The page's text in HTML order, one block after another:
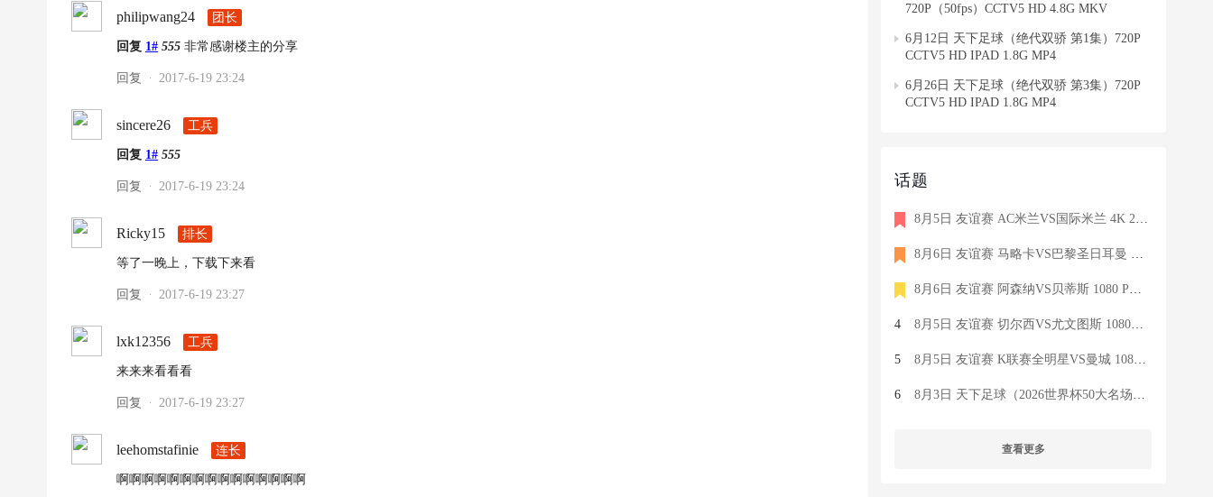
philipwang24 团长
回复 1# 555 非常感谢楼主的分享
回复 · 2017-6-19 23:24
sincere26 工兵
回复 1# 555
回复 · 2017-6-19 23:24
Ricky15 排长
等了一晚上，下载下来看
回复 · 2017-6-19 23:27
lxk12356 工兵
来来来看看看
回复 · 2017-6-19 23:27
leehomstafinie 连长
啊啊啊啊啊啊啊啊啊啊啊啊啊啊啊
720P（50fps）CCTV5 HD 4.8G MKV
6月12日 天下足球（绝代双骄 第1集）720P
CCTV5 HD IPAD 1.8G MP4
6月26日 天下足球（绝代双骄 第3集）720P
CCTV5 HD IPAD 1.8G MP4
话题
8月5日 友谊赛 AC米兰VS国际米兰 4K 2160P 荷语 ZIGGO HD 19G TS
8月6日 友谊赛 马略卡VS巴黎圣日耳曼 1080 SKY 德语 6.9G TS
8月6日 友谊赛 阿森纳VS贝蒂斯 1080 PRE 英语 9.1G TS
4 8月5日 友谊赛 切尔西VS尤文图斯 1080P 国语 MIGU HD 6.9G MP4
5 8月5日 友谊赛 K联赛全明星VS曼城 1080P 国语 MIGU HD 7.1G MP4
6 8月3日 天下足球（2026世界杯50大名场面）1080P 国语 CCTV5 HD 6
查看更多